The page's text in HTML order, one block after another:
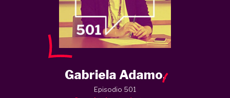
Gabriela Adamo.
Episodio 501